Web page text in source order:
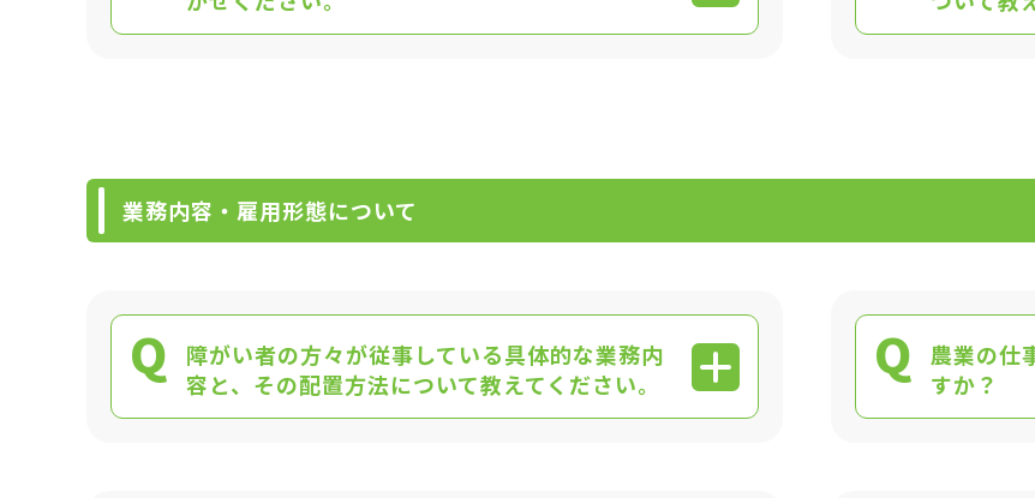
業務内容・雇用形態について
Q
障がい者の方々が従事している具体的な業務内
容と、その配置方法について教えてください。
Q
農業の仕
すか？